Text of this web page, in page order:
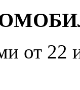
от 22